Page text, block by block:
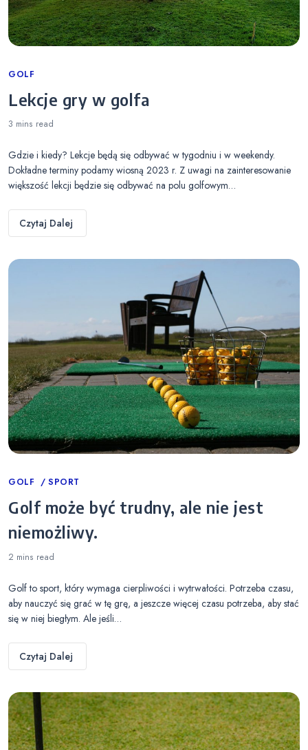
Categories
GOLF
Lekcje gry w golfa
3 mins read
Gdzie i kiedy? Lekcje będą się odbywać w tygodniu i w weekendy.
Dokładne terminy podamy wiosną 2023 r. Z uwagi na zainteresowanie
większość lekcji będzie się odbywać na polu golfowym…
Czytaj Dalej
Categories
GOLF SPORT
Golf może być trudny, ale nie jest
niemożliwy.
2 mins read
Golf to sport, który wymaga cierpliwości i wytrwałości. Potrzeba czasu,
aby nauczyć się grać w tę grę, a jeszcze więcej czasu potrzeba, aby stać
się w niej biegłym. Ale jeśli…
Czytaj Dalej